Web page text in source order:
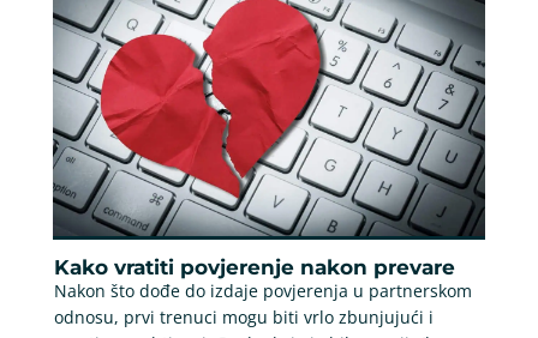
Kako vratiti povjerenje nakon prevare
Nakon što dođe do izdaje povjerenja u partnerskom
odnosu, prvi trenuci mogu biti vrlo zbunjujući i